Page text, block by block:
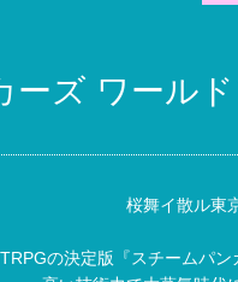
ーズ ワール
桜舞イ散ル東
の決定版『スチームパ